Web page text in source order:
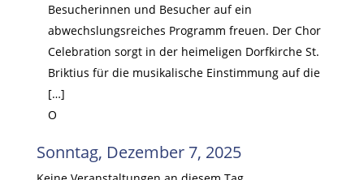
Besucherinnen und Besucher auf ein
abwechslungsreiches Programm freuen. Der Chor
Celebration sorgt in der heimeligen Dorfkirche St.
Briktius für die musikalische Einstimmung auf die
[…]
O
Sonntag, Dezember 7, 2025